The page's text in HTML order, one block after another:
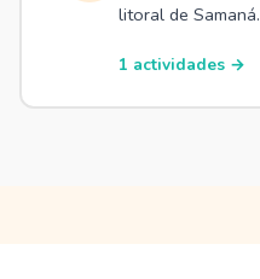
litoral de Samaná.
1 actividades →